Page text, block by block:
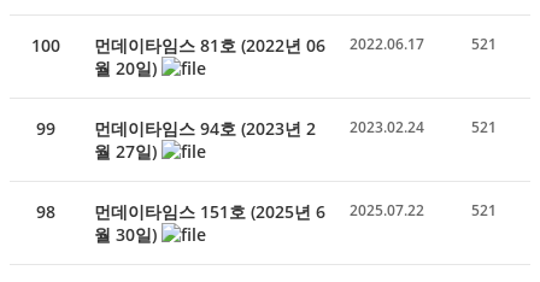
100
먼데이타임스 81호 (2022년 06
월 20일)
2022.06.17 521
99
먼데이타임스 94호 (2023년 2
월 27일)
2023.02.24 521
98
먼데이타임스 151호 (2025년 6
월 30일)
2025.07.22 521